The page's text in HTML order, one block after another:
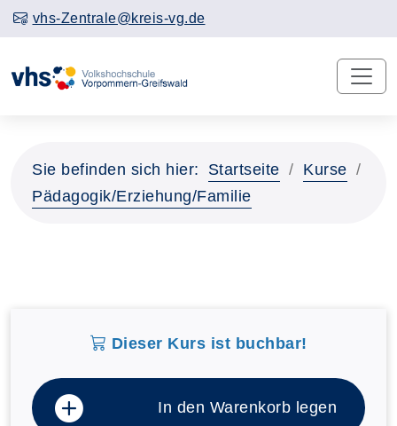
vhs-Zentrale@kreis-vg.de
Sie befinden sich hier: Startseite
Kurse
Pädagogik/Erziehung/Familie
Dieser Kurs ist buchbar!
In den Warenkorb legen